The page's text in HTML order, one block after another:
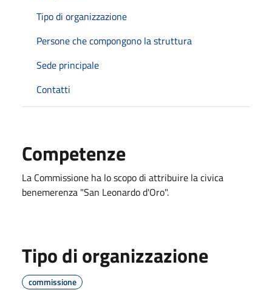
Tipo di organizzazione
Persone che compongono la struttura
Sede principale
Contatti
Competenze
La Commissione ha lo scopo di attribuire la civica
benemerenza "San Leonardo d'Oro".
Tipo di organizzazione
commissione